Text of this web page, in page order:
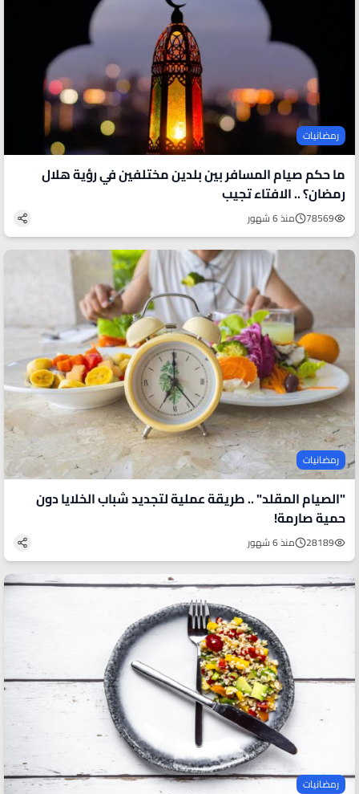
رمضانيات
ما حكم صيام المسافر بين بلدين مختلفين في رؤية هلال
رمضان؟ .. الافتاء تجيب
78569 منذ 6 شهور
رمضانيات
"الصيام المقلد" .. طريقة عملية لتجديد شباب الخلايا دون
حمية صارمة!
28189 منذ 6 شهور
رمضانيات